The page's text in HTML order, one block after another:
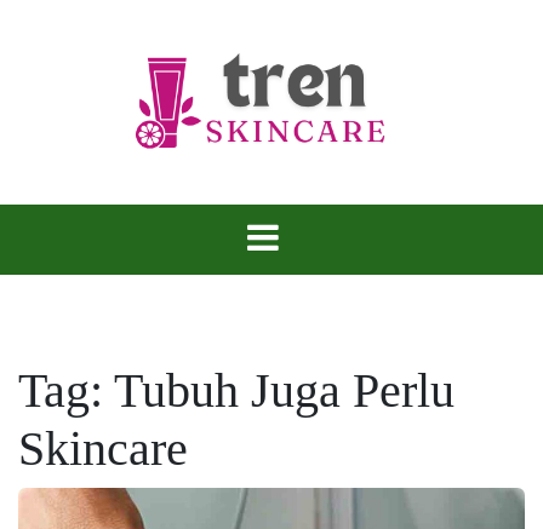
Tren Skincare
Tag: Tubuh Juga Perlu
Skincare